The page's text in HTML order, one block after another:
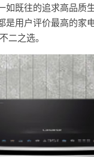
既往的追求高品质
用户评价最高的家
二之选。